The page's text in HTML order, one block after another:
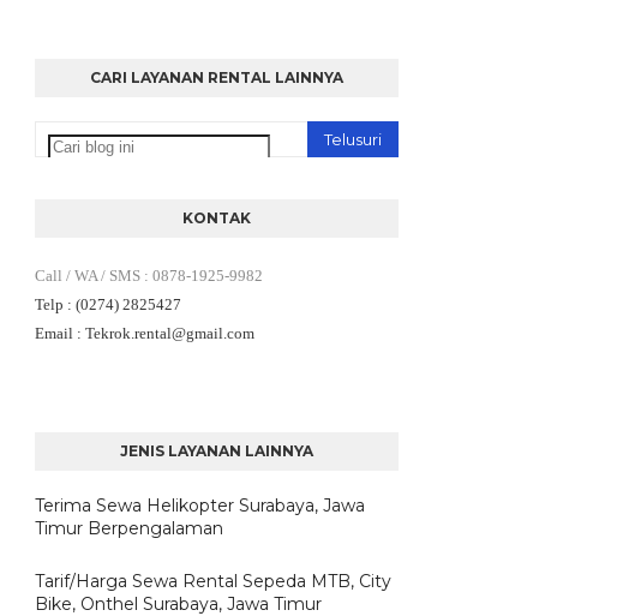
CARI LAYANAN RENTAL LAINNYA
KONTAK
Call / WA / SMS : 0878-1925-9982
Telp : (0274) 2825427
Email : Tekrok.rental@gmail.com
JENIS LAYANAN LAINNYA
Terima Sewa Helikopter Surabaya, Jawa
Timur Berpengalaman
Tarif/Harga Sewa Rental Sepeda MTB, City
Bike, Onthel Surabaya, Jawa Timur